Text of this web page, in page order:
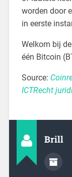
worden door
in eerste
Welkom bij
één Bitcoin
Source:
ICTRecht
Brill